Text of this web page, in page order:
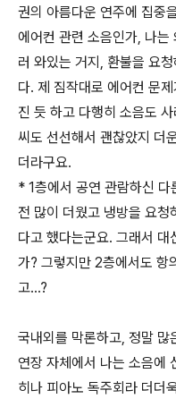
권의 아름다운 연주에 집중
에어컨 관련 소음인가, 나는
러 와있는 거지, 환불을 요
다. 제 짐작대로 에어컨 문
진 듯 하고 다행히 소음도
씨도 선선해서 괜찮았지 더
더라구요.
* 1층에서 공연 관람하신 다
전 많이 더웠고 냉방을 요청
다고 했다는군요. 그래서
가? 그렇지만 2층에서도 항
고...?
국내외를 막론하고, 정말
연장 자체에서 나는 소음에
히나 피아노 독주회라 더더